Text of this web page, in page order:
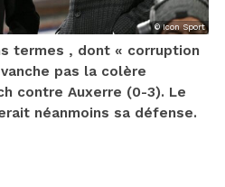
© Icon Sport
termes , dont « corruption
pas la colère
contre Auxerre (0-3). Le
néanmoins sa défense.